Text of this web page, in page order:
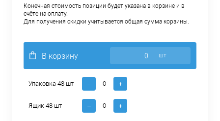
Конечная стоимость позиции будет указана в корзине и в
счёте на оплату.
Для получения скидки учитывается общая сумма корзины.
В корзину шт
Упаковка 48 шт
Ящик 48 шт